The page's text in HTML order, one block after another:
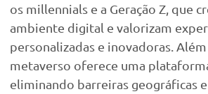
os millennials e a Geração Z, que
ambiente digital e valorizam
personalizadas e inovadoras.
metaverso oferece uma
eliminando barreiras geográficas